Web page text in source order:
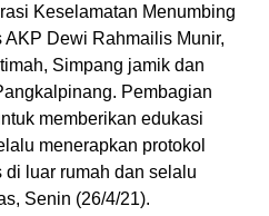
Keselamatan Menumbing
Dewi Rahmailis Munir,
Simpang jamik dan
Pembagian
memberikan edukasi
menerapkan protokol
di luar rumah dan selalu
Senin (26/4/21).